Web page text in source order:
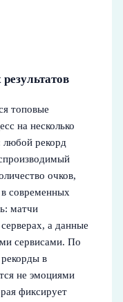
топовые
на несколько
любой рекорд
очков,
современных
матчи
а данные
сервисами. По
в
не эмоциями
фиксирует